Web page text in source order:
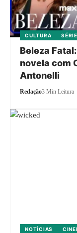
CULTURA
Beleza
novela com
Antonelli
Redação3 Min Leitura
NOTÍCIAS